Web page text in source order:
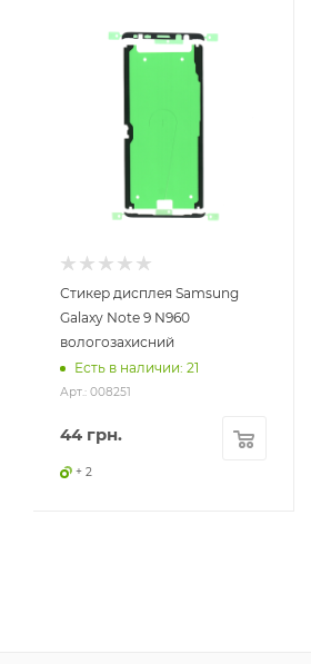
Стикер дисплея Samsung
Galaxy Note 9 N960
вологозахисний
Есть в наличии: 21
Арт.: 008251
44 грн.
+ 2